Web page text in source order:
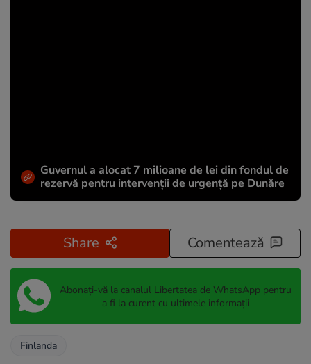
Guvernul a alocat 7 milioane de lei din fondul de
rezervă pentru intervenții de urgență pe Dunăre
Share Comentează
Abonați-vă la canalul Libertatea de WhatsApp pentru
a fi la curent cu ultimele informații
Finlanda